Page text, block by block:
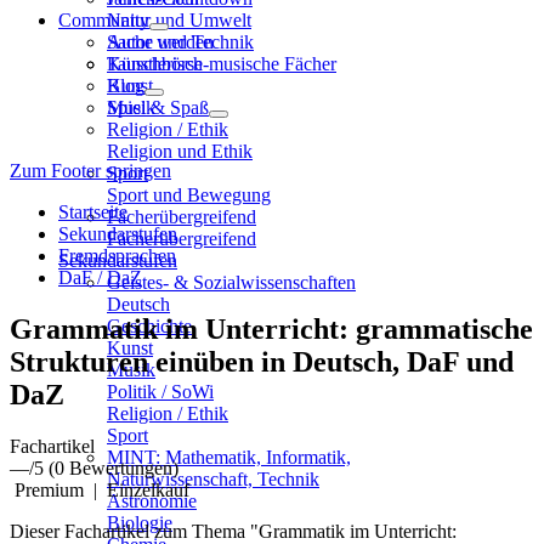
Natur und Umwelt
Sache und Technik
Künstlerisch-musische Fächer
Kunst
Musik
Religion / Ethik
Religion und Ethik
Sport
Sport und Bewegung
Fächerübergreifend
Fächerübergreifend
Sekundarstufen
Geistes- & Sozialwissenschaften
Deutsch
Geschichte
Kunst
Musik
Politik / SoWi
Religion / Ethik
Sport
MINT: Mathematik, Informatik,
Naturwissenschaft, Technik
Astronomie
Biologie
Community
Autor werden
Tauschbörse
Blog
Spiel & Spaß
Zum Footer springen
Startseite
Sekundarstufen
Fremdsprachen
DaF / DaZ
Grammatik im Unterricht: grammatische
Strukturen einüben in Deutsch, DaF und
DaZ
Fachartikel
—/5 (0 Bewertungen)
Premium | Einzelkauf
Dieser Fachartikel zum Thema "Grammatik im Unterricht: